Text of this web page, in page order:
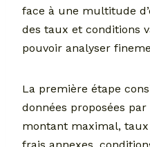
face à une multitude
des taux et conditions
pouvoir analyser
La première étape
données proposées
montant maximal,